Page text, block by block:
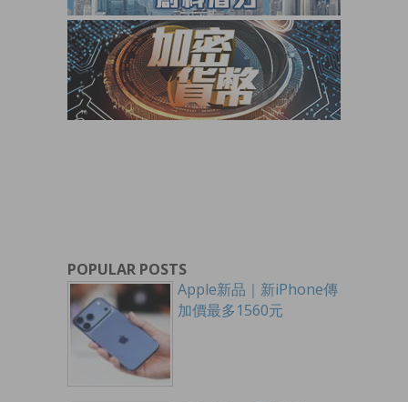
POPULAR POSTS
Apple新品｜新iPhone傳
加價最多1560元